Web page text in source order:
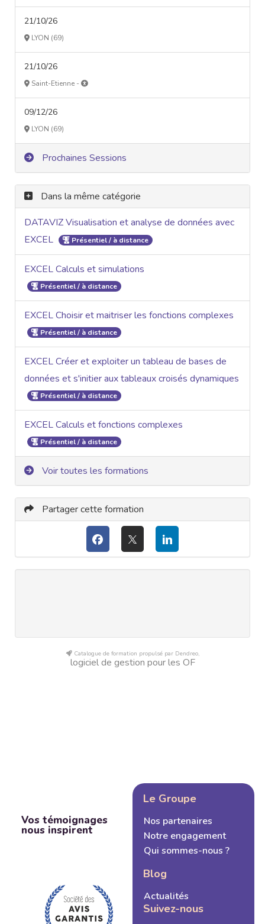
21/10/26
LYON (69)
21/10/26
Saint-Etienne -
09/12/26
LYON (69)
Prochaines Sessions
Dans la même catégorie
DATAVIZ Visualisation et analyse de données avec
EXCEL
Présentiel / à distance
EXCEL Calculs et simulations
Présentiel / à distance
EXCEL Choisir et maitriser les fonctions complexes
Présentiel / à distance
EXCEL Créer et exploiter un tableau de bases de
données et s'initier aux tableaux croisés dynamiques
Présentiel / à distance
EXCEL Calculs et fonctions complexes
Présentiel / à distance
Voir toutes les formations
Partager cette formation
Catalogue de formation propulsé par Dendreo,
logiciel de gestion pour les OF
Vos témoignages
nous inspirent
Le Groupe
Nos partenaires
Notre engagement
Qui sommes-nous ?
Blog
Actualités
Suivez-nous